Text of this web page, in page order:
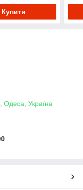
Купити
Одеса, Україна